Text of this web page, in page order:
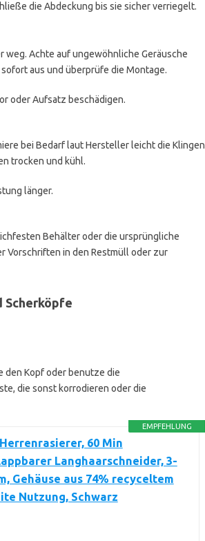
die Abdeckung bis sie sicher verriegelt.
weg. Achte auf ungewöhnliche Geräusche
aus und überprüfe die Montage.
oder Aufsatz beschädigen.
bei Bedarf laut Hersteller leicht die Klingen
trocken und kühl.
länger.
Behälter oder die ursprüngliche
Vorschriften in den Restmüll oder zur
Scherköpfe
den Kopf oder benutze die
die sonst korrodieren oder die
EMPFEHLUNG
Herrenrasierer, 60 Min
Langhaarschneider, 3-
Gehäuse aus 74% recyceltem
Nutzung, Schwarz